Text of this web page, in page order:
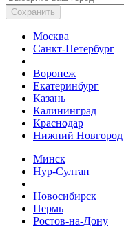
Сохранить
Москва
Санкт-Петербург
Воронеж
Екатеринбург
Казань
Калининград
Краснодар
Нижний Новгород
Минск
Нур-Султан
Новосибирск
Пермь
Ростов-на-Дону